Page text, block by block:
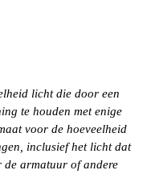
licht die door een
te houden met enige
voor de hoeveelheid
inclusief het licht dat
de armatuur of andere